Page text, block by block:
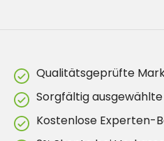
Qualitätsgeprüfte
Sorgfältig ausgewählte
Kostenlose Experten-